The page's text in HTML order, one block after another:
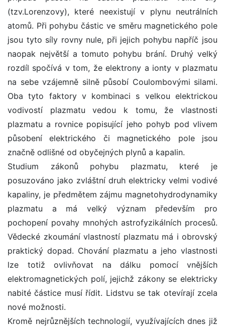
(tzv.Lorenzovy), které neexistují v plynu neutrálních
atomů. Při pohybu částic ve směru magnetického pole
jsou tyto síly rovny nule, při jejich pohybu napříč jsou
naopak největší a tomuto pohybu brání. Druhý velký
rozdíl spočívá v tom, že elektrony a ionty v plazmatu
na sebe vzájemně silně působí Coulombovými silami.
Oba tyto faktory v kombinaci s velkou elektrickou
vodivostí plazmatu vedou k tomu, že vlastnosti
plazmatu a rovnice popisující jeho pohyb pod vlivem
působení elektrického či magnetického pole jsou
značně odlišné od obyčejných plynů a kapalin.
Studium zákonů pohybu plazmatu, které je
posuzováno jako zvláštní druh elektricky velmi vodivé
kapaliny, je předmětem zájmu magnetohydrodynamiky
plazmatu a má velký význam především pro
pochopení povahy mnohých astrofyzikálních procesů.
Vědecké zkoumání vlastností plazmatu má i obrovský
praktický dopad. Chování plazmatu a jeho vlastnosti
lze totiž ovlivňovat na dálku pomocí vnějších
elektromagnetických polí, jejichž zákony se elektricky
nabité částice musí řídit. Lidstvu se tak otevírají zcela
nové možnosti.
Kromě nejrůznějších technologií, využívajících dnes již